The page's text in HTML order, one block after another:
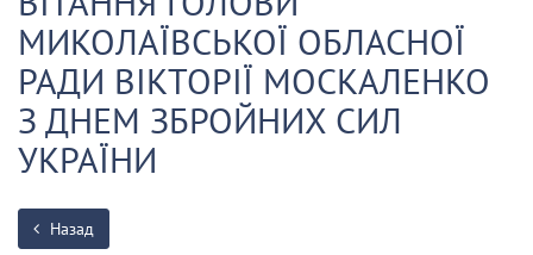
МИКОЛАЇВСЬКОЇ ОБЛАСНОЇ
РАДИ ВІКТОРІЇ МОСКАЛЕНКО
З ДНЕМ ЗБРОЙНИХ СИЛ
УКРАЇНИ
Назад